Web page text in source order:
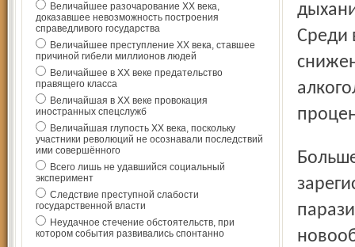
Величайшее разочарование ХХ века,
доказавшее невозможность построения
справедливого государства
Величайшее преступление ХХ века, ставшее
причиной гибели миллионов людей
Величайшее в ХХ веке предательство
правящего класса
Величайшая в ХХ веке провокация
иностранных спецслужб
Величайшая глупость ХХ века, поскольку
участники революций не осознавали последствий
ими совершённого
Всего лишь не удавшийся социальный
эксперимент
Следствие преступной слабости
государственной власти
Неудачное стечение обстоятельств, при
котором события развивались спонтанно
Среди
Больше, чем в январе – сентябре 2011 г.,